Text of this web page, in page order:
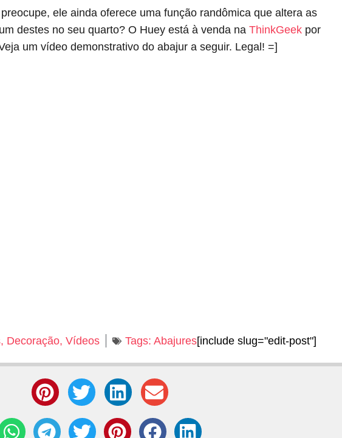
ele ainda oferece uma função randômica que altera as
destes no seu quarto? O Huey está à venda na ThinkGeek por
um vídeo demonstrativo do abajur a seguir. Legal! =]
, Decoração, Vídeos Tags: Abajures[include slug="edit-post"]